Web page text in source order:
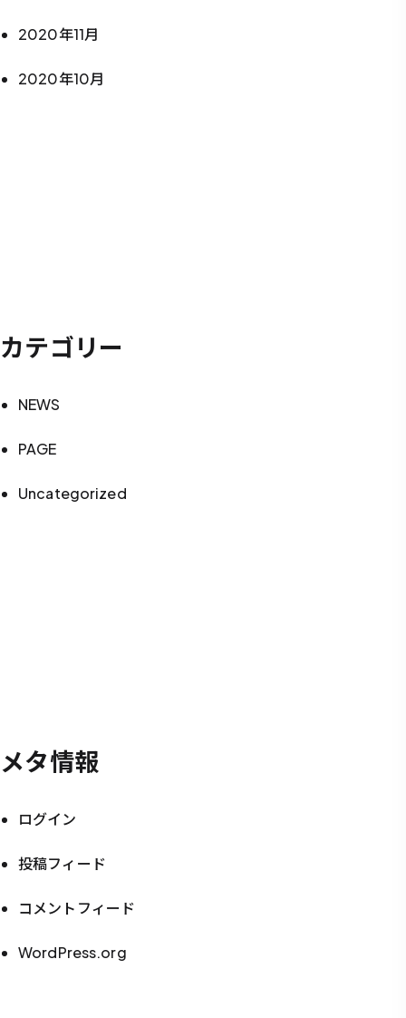
2020年11月
2020年10月
カテゴリー
NEWS
PAGE
Uncategorized
メタ情報
ログイン
投稿フィード
コメントフィード
WordPress.org